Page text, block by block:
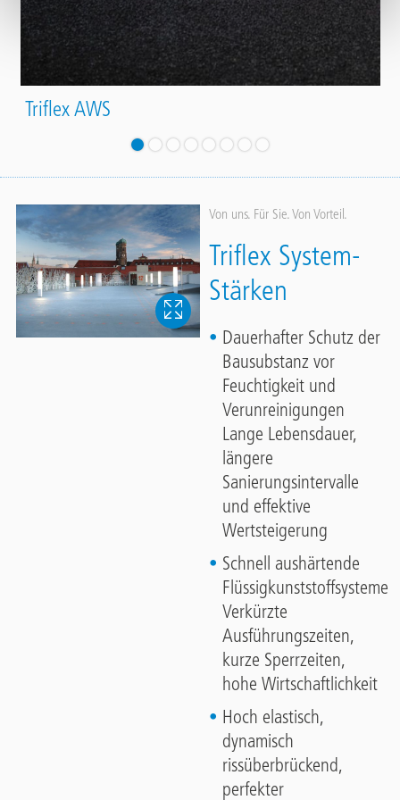
Triflex AWS
Von uns. Für Sie. Von Vorteil.
Triflex System-
Stärken
Dauerhafter Schutz der
Bausubstanz vor
Feuchtigkeit und
Verunreinigungen
Lange Lebensdauer,
längere
Sanierungsintervalle
und effektive
Wertsteigerung
Schnell aushärtende
Flüssigkunststoffsysteme
Verkürzte
Ausführungszeiten,
kurze Sperrzeiten,
hohe Wirtschaftlichkeit
Hoch elastisch,
dynamisch
rissüberbrückend,
perfekter